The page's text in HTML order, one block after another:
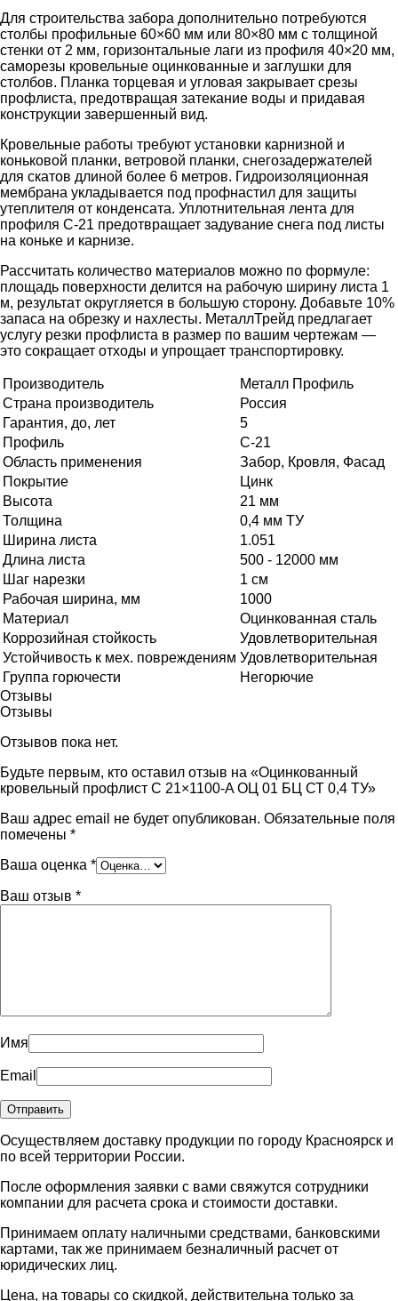
Для строительства забора дополнительно потребуются
столбы профильные 60×60 мм или 80×80 мм с толщиной
стенки от 2 мм, горизонтальные лаги из профиля 40×20 мм,
саморезы кровельные оцинкованные и заглушки для
столбов. Планка торцевая и угловая закрывает срезы
профлиста, предотвращая затекание воды и придавая
конструкции завершенный вид.
Кровельные работы требуют установки карнизной и
коньковой планки, ветровой планки, снегозадержателей
для скатов длиной более 6 метров. Гидроизоляционная
мембрана укладывается под профнастил для защиты
утеплителя от конденсата. Уплотнительная лента для
профиля С-21 предотвращает задувание снега под листы
на коньке и карнизе.
Рассчитать количество материалов можно по формуле:
площадь поверхности делится на рабочую ширину листа 1
м, результат округляется в большую сторону. Добавьте 10%
запаса на обрезку и нахлесты. МеталлТрейд предлагает
услугу резки профлиста в размер по вашим чертежам —
это сокращает отходы и упрощает транспортировку.
Производитель
Металл Профиль
Страна производитель
Россия
Гарантия, до, лет
5
Профиль
С-21
Область применения
Забор, Кровля, Фасад
Покрытие
Цинк
Высота
21 мм
Толщина
0,4 мм ТУ
Ширина листа
1.051
Длина листа
500 - 12000 мм
Шаг нарезки
1 см
Рабочая ширина, мм
1000
Материал
Оцинкованная сталь
Коррозийная стойкость
Удовлетворительная
Устойчивость к мех. повреждениям Удовлетворительная
Группа горючести
Негорючие
Отзывы
Отзывы
Отзывов пока нет.
Будьте первым, кто оставил отзыв на «Оцинкованный
кровельный профлист С 21×1100-A ОЦ 01 БЦ СТ 0,4 ТУ»
Ваш адрес email не будет опубликован. Обязательные поля
помечены *
Ваша оценка *
Ваш отзыв *
Имя
Email
Осуществляем доставку продукции по городу Красноярск и
по всей территории России.
После оформления заявки с вами свяжутся сотрудники
компании для расчета срока и стоимости доставки.
Принимаем оплату наличными средствами, банковскими
картами, так же принимаем безналичный расчет от
юридических лиц.
Цена, на товары со скидкой, действительна только за